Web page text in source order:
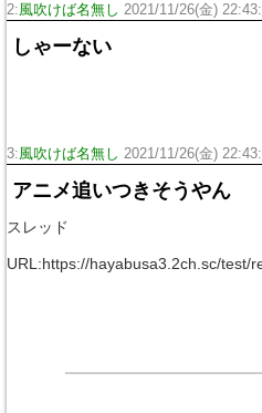
2:風吹けば名無し 2021/11/26(金)
しゃーない
3:風吹けば名無し 2021/11/26(金)
アニメ追いつきそうやん
スレッド
URL:https://hayabusa3.2ch.sc/test/